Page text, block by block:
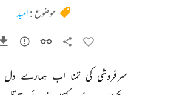
موضوع :امید
سرفروشی کی تمنا اب ہمارے دل